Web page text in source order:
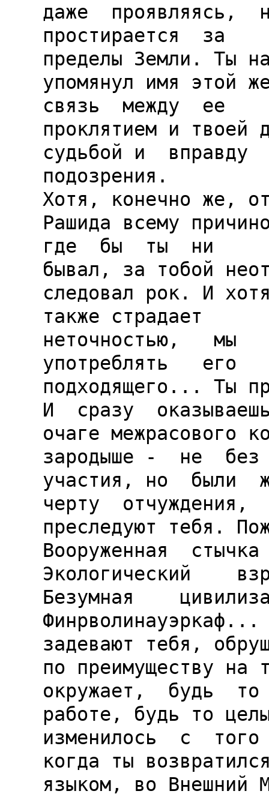
даже  проявляясь,
простирается  за
пределы Земли. Ты
упомянул имя этой
связь  между  ее
проклятием и твоей
судьбой и  вправду
подозрения.
Хотя, конечно же,
Рашида всему
где  бы  ты  ни
бывал, за тобой
следовал рок. И
также страдает
неточностью,   мы
употреблять   его
подходящего... Ты
И  сразу
очаге межрасового
зародыше -  не  без
участия, но  были
черту  отчуждения,
преследуют тебя.
Вооруженная
Экологический
Безумная
задевают тебя,
по преимуществу на
окружает,  будь
работе, будь то
изменилось  с
когда ты
языком, во Внешний